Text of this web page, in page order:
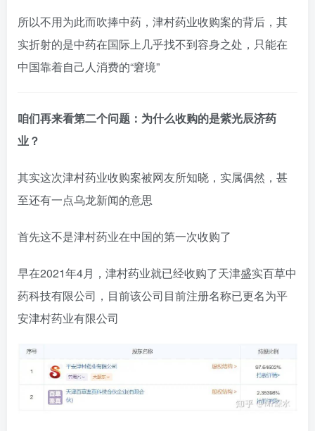
所以不用为此而吹捧中药，津村药业收购案的背后，其
实折射的是中药在国际上几乎找不到容身之处，只能在
中国靠着自己人消费的“窘境”
咱们再来看第二个问题：为什么收购的是紫光辰济药
业？
其实这次津村药业收购案被网友所知晓，实属偶然，甚
至还有一点乌龙新闻的意思
首先这不是津村药业在中国的第一次收购了
早在2021年4月，津村药业就已经收购了天津盛实百草中
药科技有限公司，目前该公司目前注册名称已更名为平
安津村药业有限公司